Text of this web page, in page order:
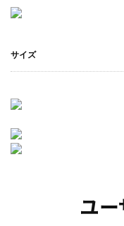
サイズ
ユ